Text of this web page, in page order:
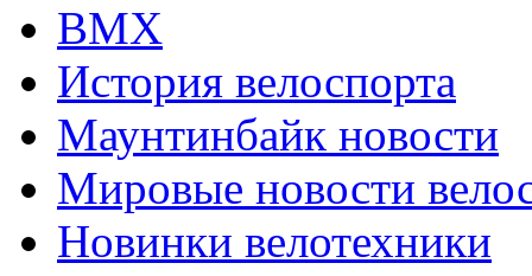
ВМХ
История велоспорта
Маунтинбайк новости
Мировые новости
Новинки велотехники